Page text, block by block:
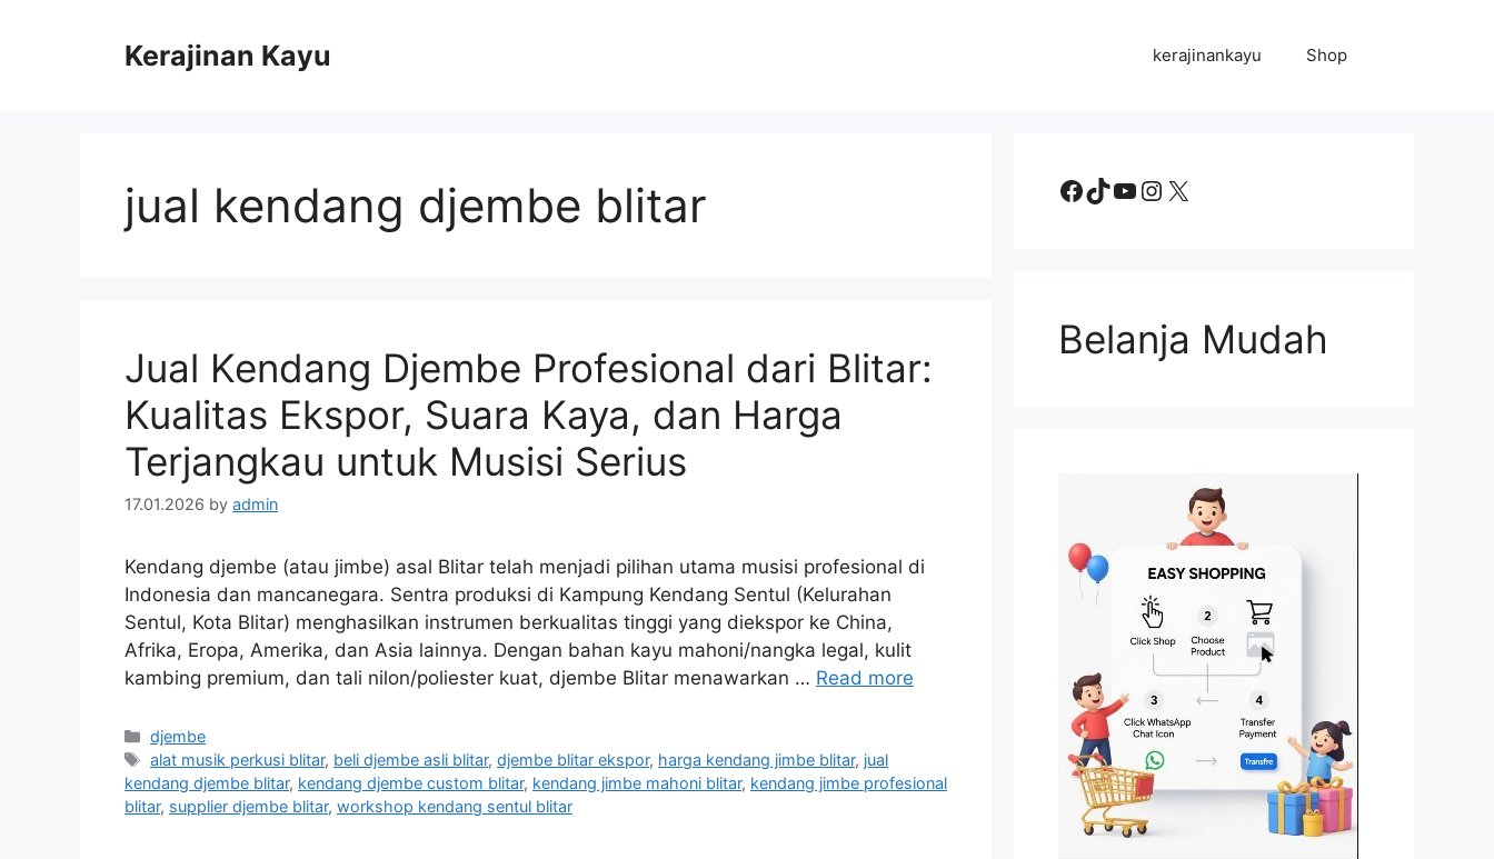
Kerajinan Kayu kerajinankayu Shop
jual kendang djembe blitar
Jual Kendang Djembe Profesional dari Blitar:
Kualitas Ekspor, Suara Kaya, dan Harga
Terjangkau untuk Musisi Serius
17.01.2026 by admin
Kendang djembe (atau jimbe) asal Blitar telah menjadi pilihan utama musisi profesional di
Indonesia dan mancanegara. Sentra produksi di Kampung Kendang Sentul (Kelurahan
Sentul, Kota Blitar) menghasilkan instrumen berkualitas tinggi yang diekspor ke China,
Afrika, Eropa, Amerika, dan Asia lainnya. Dengan bahan kayu mahoni/nangka legal, kulit
kambing premium, dan tali nilon/poliester kuat, djembe Blitar menawarkan … Read more
Categories
djembe
Tags
alat musik perkusi blitar, beli djembe asli blitar,djembe blitar ekspor, harga kendang jimbe blitar, jual
kendang djembe blitar, kendang djembe custom blitar, kendang jimbe mahoni blitar, kendang jimbe profesional
blitar, supplier djembe blitar, workshop kendang sentul blitar
Facebook
TikTok
YouTube
Instagram
X
Belanja Mudah